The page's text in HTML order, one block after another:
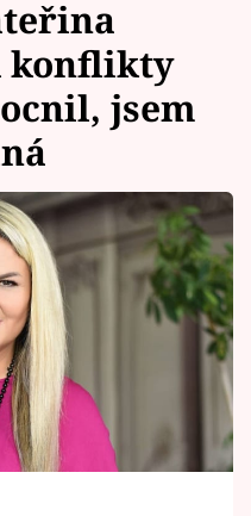
Vary
konflikty
jsem